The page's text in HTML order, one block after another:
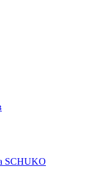
SCHUKO